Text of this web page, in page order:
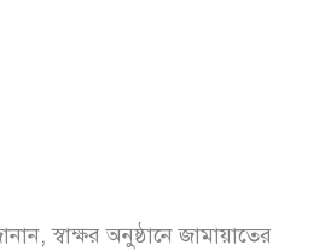
স্বাক্ষর অনুষ্ঠানে জামায়াতের